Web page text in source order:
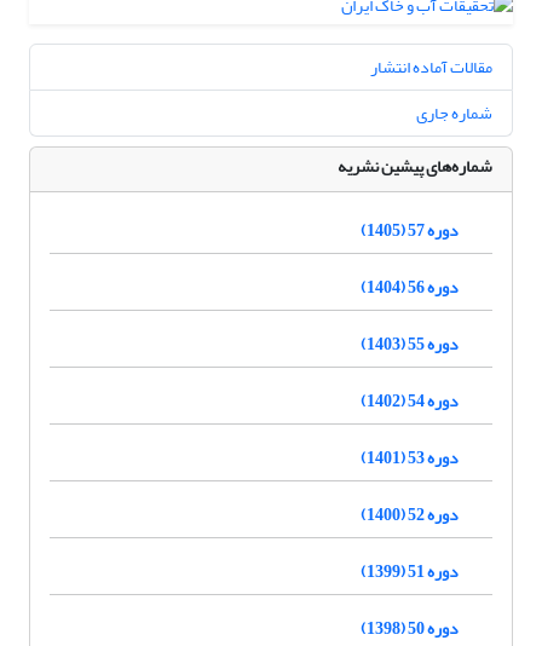
مقالات آماده انتشار
شماره جاری
شماره‌های پیشین نشریه
دوره 57 (1405)
دوره 56 (1404)
دوره 55 (1403)
دوره 54 (1402)
دوره 53 (1401)
دوره 52 (1400)
دوره 51 (1399)
دوره 50 (1398)